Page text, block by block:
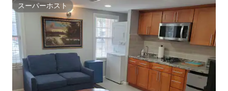
スーパーホスト
スーパーホスト